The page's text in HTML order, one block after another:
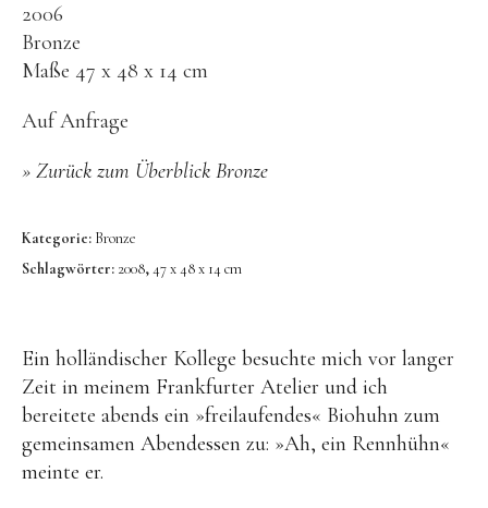
Texte zum Werk
Public Works
Fontenuova, Italien
Ingelheim am Rhein
Kassel
Leogang, Austria
2006
Bronze
Maße 47 x 48 x 14 cm
Auf Anfrage
» Zurück zum Überblick Bronze
Kategorie: Bronze
Schlagwörter: 2008,47 x 48 x 14 cm
Ein holländischer Kollege besuchte mich vor langer
Zeit in meinem Frankfurter Atelier und ich
bereitete abends ein »freilaufendes« Biohuhn zum
gemeinsamen Abendessen zu: »Ah, ein Rennhühn«
meinte er.